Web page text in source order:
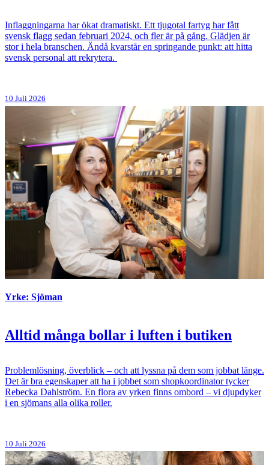
Inflaggningarna har ökat dramatiskt. Ett tjugotal fartyg har fått
svensk flagg sedan februari 2024, och fler är på gång. Glädjen är
stor i hela branschen. Ändå kvarstår en springande punkt: att hitta
svensk personal att rekrytera.
10 Juli 2026
Yrke: Sjöman
Alltid många bollar i luften i butiken
Problemlösning, överblick – och att lyssna på dem som jobbat länge.
Det är bra egenskaper att ha i jobbet som shopkoordinator tycker
Rebecka Dahlström. En flora av yrken finns ombord – vi djupdyker
i en sjömans alla olika roller.
10 Juli 2026